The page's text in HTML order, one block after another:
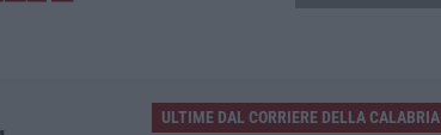
ULTIME DAL CORRIERE DELLA CALABRIA